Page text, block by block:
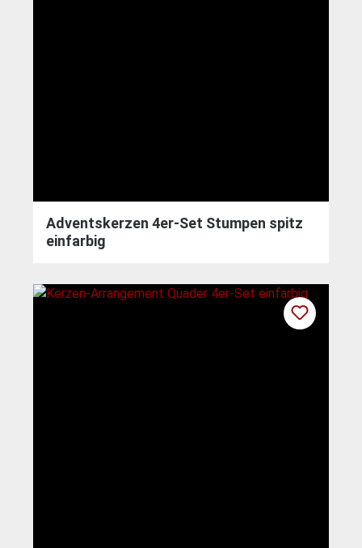
Adventskerzen 4er-Set Stumpen spitz
einfarbig